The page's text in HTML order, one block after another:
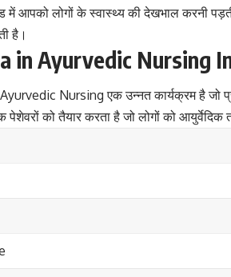
में आपको लोगों के स्वास्थ्य की देखभाल करनी
है।
in Ayurvedic Nursing
Nursing एक उन्नत कार्यक्रम है जो
पेशेवरों को तैयार करता है जो लोगों को